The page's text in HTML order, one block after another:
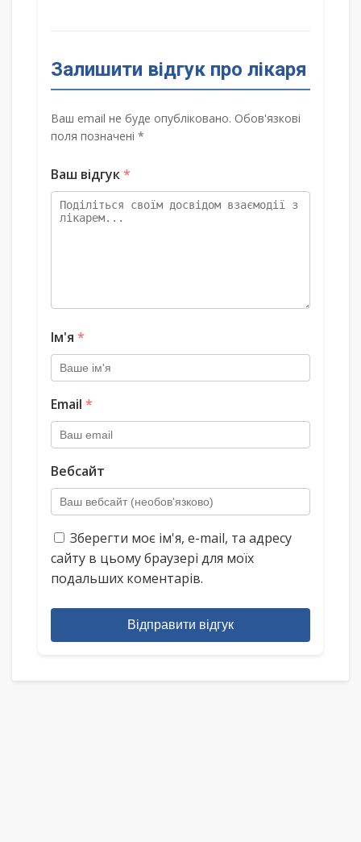
Залишити відгук про лікаря
Ваш email не буде опубліковано. Обов'язкові
поля позначені *
Ваш відгук*
Ім'я *
Email *
Вебсайт
Зберегти моє ім'я, e-mail, та адресу
сайту в цьому браузері для моїх
подальших коментарів.
Відправити відгук